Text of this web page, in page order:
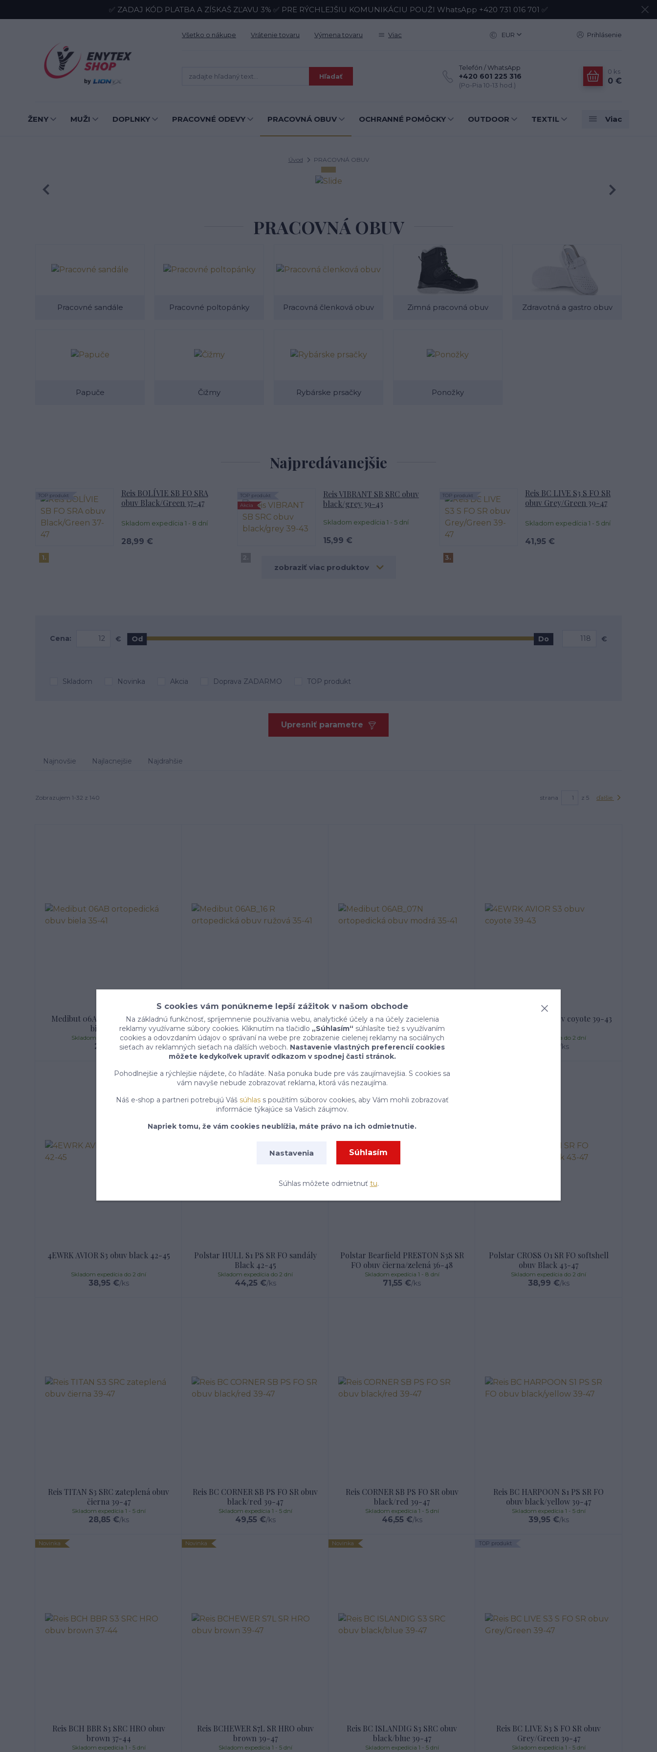
✅ ZADAJ KÓD PLATBA A ZÍSKAŠ ZĽAVU 3% ✅ PRE RÝCHLEJŠIU KOMUNIKÁCIU POUŽI WhatsApp +420 731 016 701 ✅
Všetko o nákupe Vrátenie tovaru Výmena tovaru Viac EUR Prihlásenie
Hľadať
Telefón / WhatsApp
+420 601 225 316
(Po-Pia 10-13 hod.)
0 ks
0 €
ŽENY MUŽI DOPLNKY PRACOVNÉ ODEVY PRACOVNÁ OBUV OCHRANNÉ POMÔCKY OUTDOOR TEXTIL Viac
Úvod PRACOVNÁ OBUV
PRACOVNÁ OBUV
Pracovné sandále Pracovné poltopánky Pracovná členková obuv Zimná pracovná obuv Zdravotná a gastro obuv
Papuče Čižmy Rybárske prsačky Ponožky
Najpredávanejšie
1.
Reis BOLÍVIE SB FO SRA
obuv Black/Green 37-47
Skladom expedícia 1 - 8 dní
TOP produkt
28,99 €
Reis VIBRANT SB SRC obuv
black/grey 39-43
Skladom expedícia 1 - 5 dní
TOP produkt
Akcia
15,99 €
3.
Reis BC LIVE S3 S FO SR
obuv Grey/Green 39-47
Skladom expedícia 1 - 5 dní
TOP produkt
41,95 €
zobraziť viac produktov
Upresniť parametre
Cena: € Od Do €
Skladom Novinka Akcia Doprava ZADARMO TOP produkt
Najnovšie Najlacnejšie Najdrahšie
Zobrazujem 1-32 z 140 strana z 5 ďalšie
Medibut 06AB ortopedická obuv
biela 35-41
29 € ks
Skladom expedícia 1 - 8 dní
Medibut 06AB_16 R ortopedická
obuv ružová 35-41
29 €/ks
Skladom expedícia 1 - 8 dní
Medibut 06AB_07N ortopedická
obuv modrá 35-41
29 €/ks
Skladom expedícia 1 - 8 dní
4EWRK AVIOR S3 obuv coyote 39-43
/ks
Skladom expedícia do 2 dní
4EWRK AVIOR S3 obuv black 42-45
38,95 €/ks
Skladom expedícia do 2 dní
Polstar HULL S1 PS SR FO sandály
Black 42-45
44,25 €/ks
Skladom expedícia do 2 dní
Polstar Bearfield PRESTON S3S SR
FO obuv čierna/zelená 36-48
71,55 €/ks
Skladom expedícia 1 - 8 dní
Polstar CROSS O1 SR FO softshell
obuv Black 43-47
38,99 €/ks
Skladom expedícia do 2 dní
Reis TITAN S3 SRC zateplená obuv
čierna 39-47
28,85 €/ks
Skladom expedícia 1 - 5 dní
Reis BC CORNER SB PS FO SR obuv
black/red 39-47
49,55 €/ks
Skladom expedícia 1 - 5 dní
Reis CORNER SB PS FO SR obuv
black/red 39-47
46,55 €/ks
Skladom expedícia 1 - 5 dní
Reis BC HARPOON S1 PS SR FO
obuv black/yellow 39-47
39,95 €/ks
Skladom expedícia 1 - 5 dní
Novinka
Reis BCH BBR S3 SRC HRO obuv
brown 37-44
Skladom expedícia 1 - 5 dní
Novinka
Reis BCHEWER S7L SR HRO obuv
brown 39-47
Skladom expedícia 1 - 5 dní
Novinka
Reis BC ISLANDIG S3 SRC obuv
black/blue 39-47
Skladom expedícia 1 - 5 dní
TOP produkt
Reis BC LIVE S3 S FO SR obuv
Grey/Green 39-47
Skladom expedícia 1 - 5 dní
S cookies vám ponúkneme lepší zážitok v našom obchode
Na základnú funkčnosť, spríjemnenie používania webu, analytické účely a na účely zacielenia
reklamy využívame súbory cookies. Kliknutím na tlačidlo „Súhlasím“ súhlasíte tiež s využívaním
cookies a odovzdaním údajov o správaní na webe pre zobrazenie cielenej reklamy na sociálnych
sieťach av reklamných sieťach na ďalších weboch. Nastavenie vlastných preferencií cookies
môžete kedykoľvek upraviť odkazom v spodnej časti stránok.
Pohodlnejšie a rýchlejšie nájdete, čo hľadáte. Naša ponuka bude pre vás zaujímavejšia. S cookies sa
vám navyše nebude zobrazovať reklama, ktorá vás nezaujíma.
Náš e-shop a partneri potrebujú Váš súhlass použitím súborov cookies, aby Vám mohli zobrazovať
informácie týkajúce sa Vašich záujmov.
Napriek tomu, že vám cookies neublížia, máte právo na ich odmietnutie.
Nastavenia Súhlasím
Súhlas môžete odmietnuť tu.